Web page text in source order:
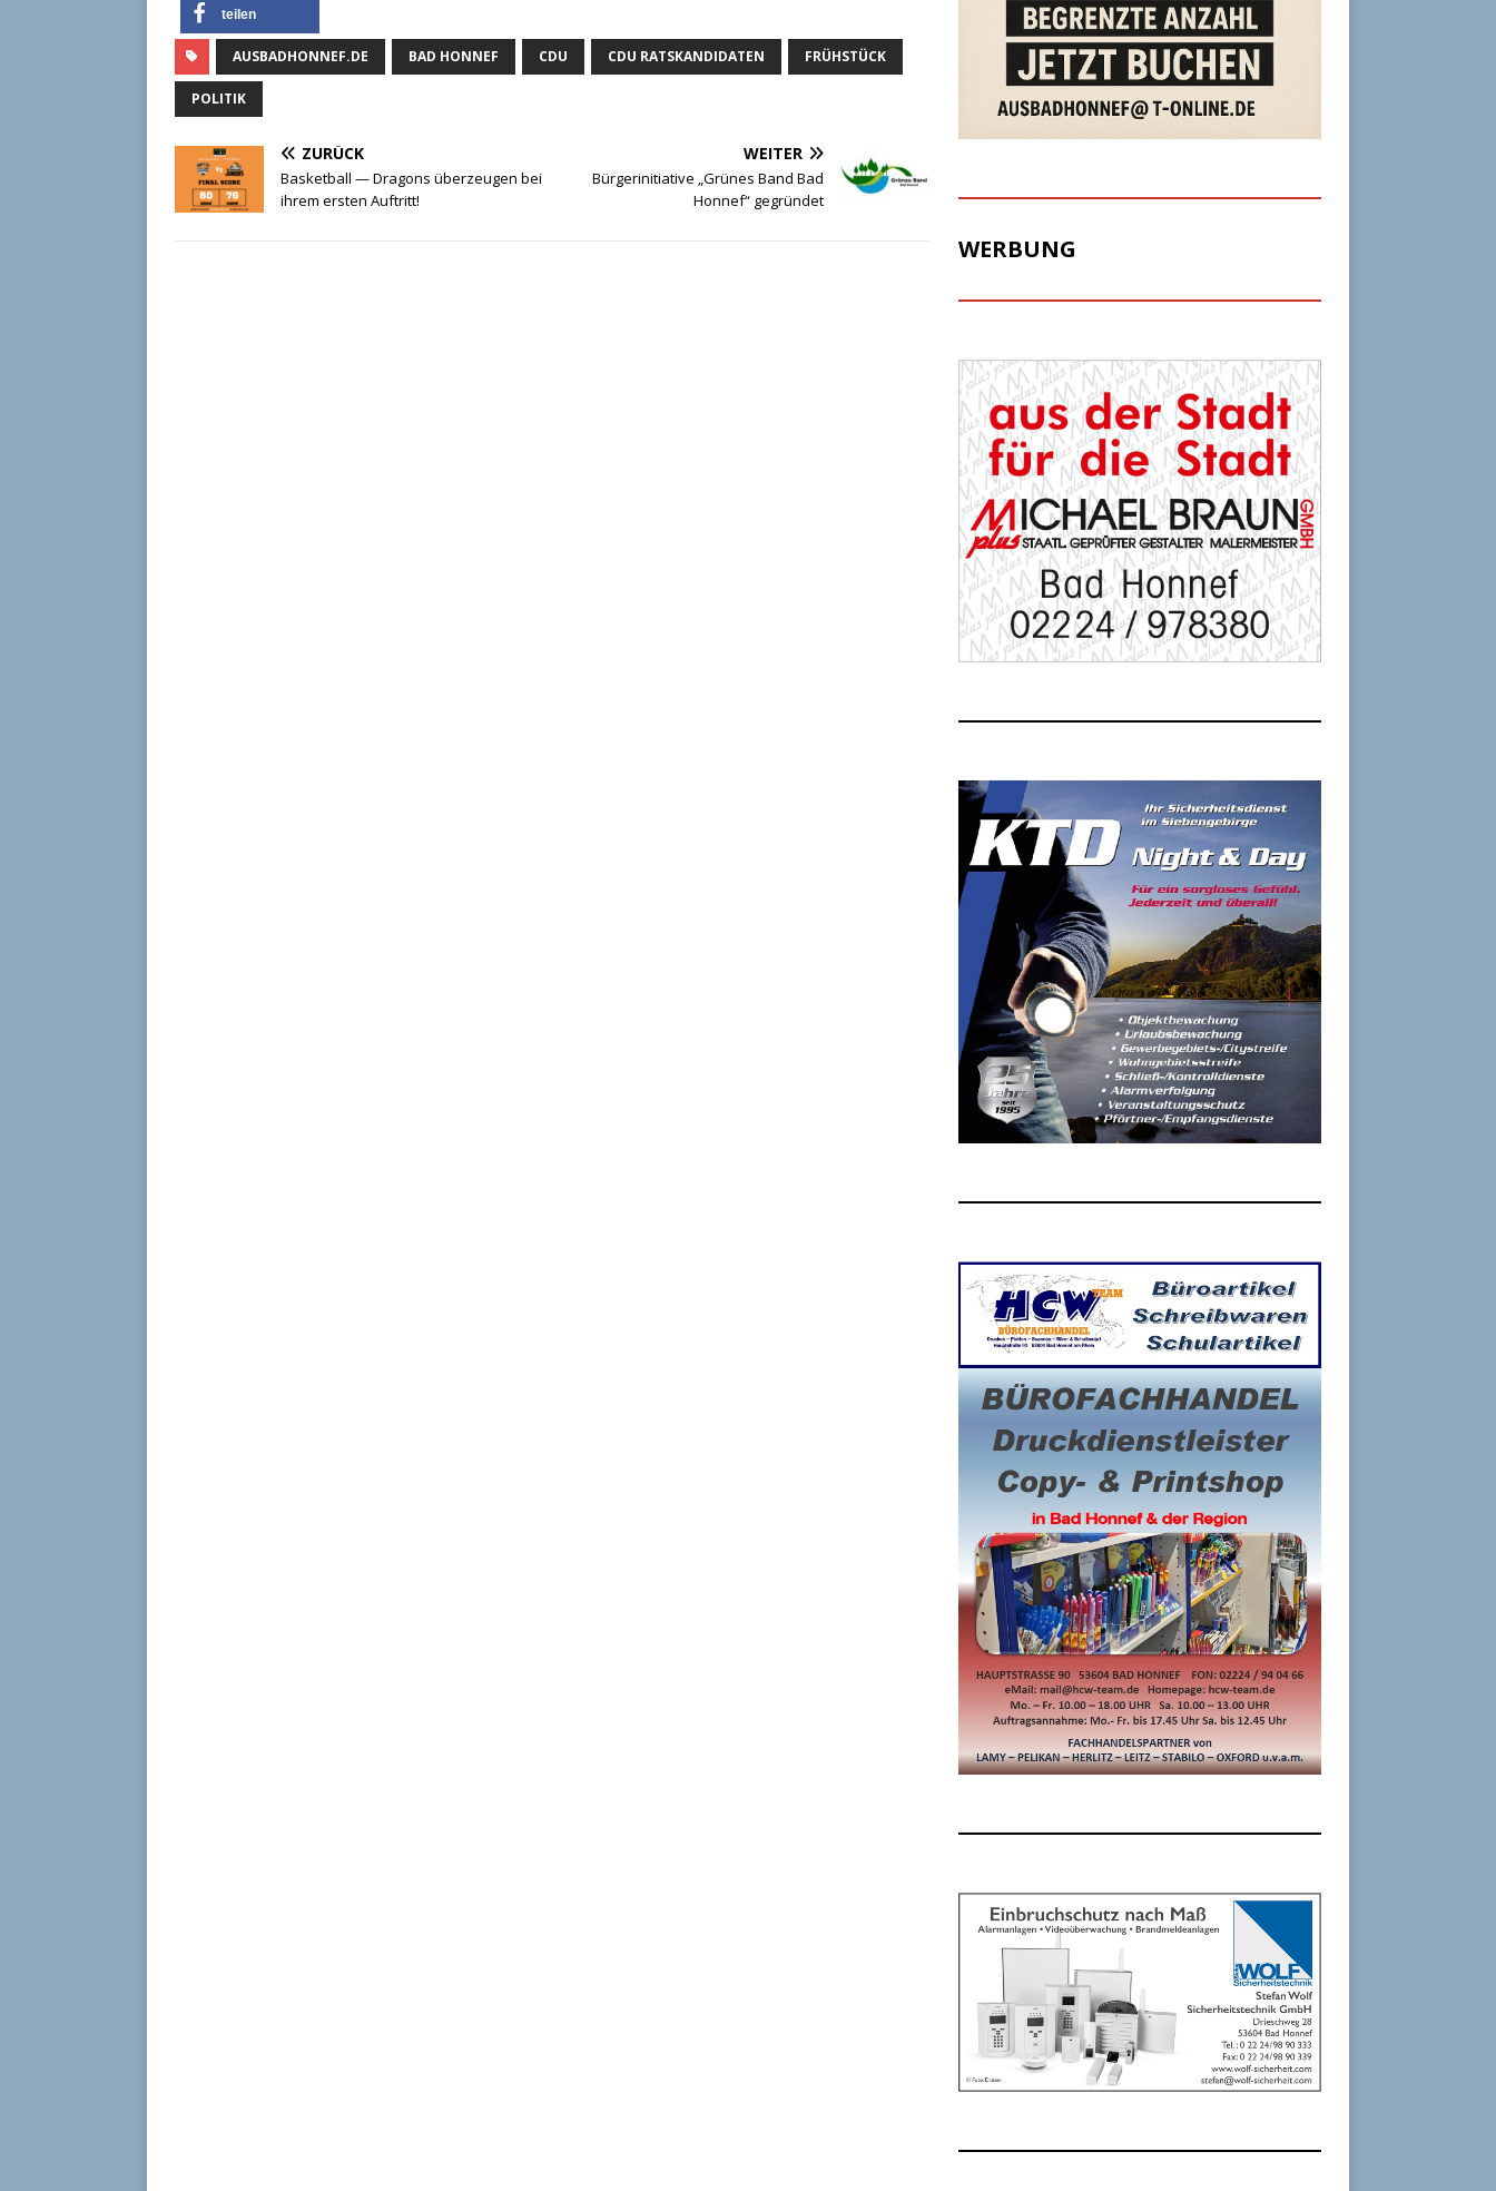
teilen
AUSBADHONNEF.DE BAD HONNEF CDU CDU RATSKANDIDATEN FRÜHSTÜCK
POLITIK
ZURÜCK
Basketball — Dragons überzeugen bei
ihrem ersten Auftritt!
WEITER
Bürgerinitiative „Grünes Band Bad
Honnef“ gegründet
WERBUNG